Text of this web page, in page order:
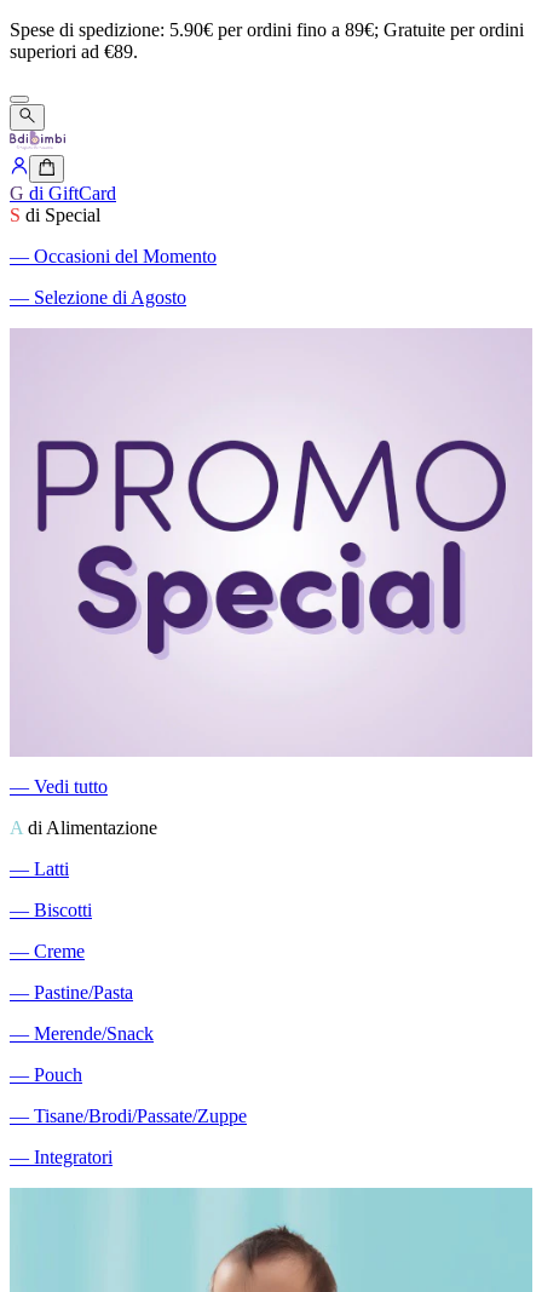
Spese di spedizione: 5.90€ perordini fino a 89€; Gratuite perordini
superiori ad €89.
G di GiftCard
S di Special
― Occasioni del Momento
― Selezione di Agosto
― Vedi tutto
A di Alimentazione
― Latti
― Biscotti
― Creme
― Pastine/Pasta
― Merende/Snack
― Pouch
― Tisane/Brodi/Passate/Zuppe
― Integratori